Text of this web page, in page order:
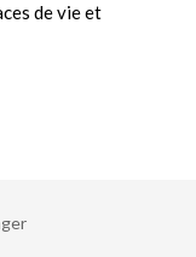
de vie et